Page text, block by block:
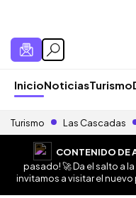
InicioNoticiasTurismo
Turismo Las Cascadas
CONTENIDO DE
pasado! 🚀 Da el salto a
invitamos a visitar el